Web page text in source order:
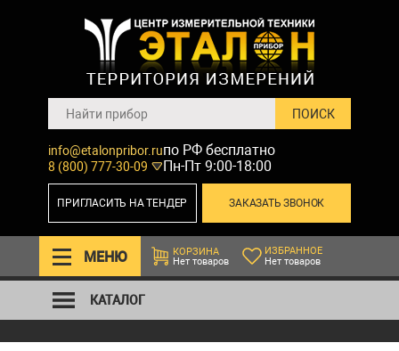
info@etalonpribor.ru
8 (800) 777-30-09
по РФ бесплатно
Пн-Пт 9:00-18:00
ЗАКАЗАТЬ ЗВОНОК
ПРИГЛАСИТЬ НА ТЕНДЕР
МЕНЮ
КОРЗИНА
Нет товаров
ИЗБРАННОЕ
Нет товаров
КАТАЛОГ